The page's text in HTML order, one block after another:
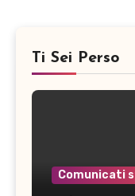
Ti Sei Perso
Comunicati